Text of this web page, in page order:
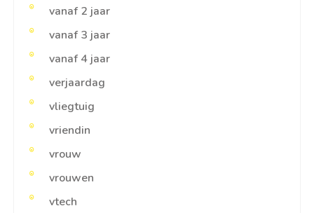
vanaf 2 jaar
vanaf 3 jaar
vanaf 4 jaar
verjaardag
vliegtuig
vriendin
vrouw
vrouwen
vtech